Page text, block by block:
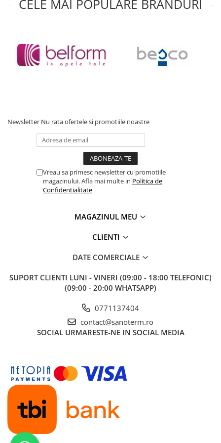
Accesorii baie
Accesorii toaleta
Cuiere si suporturi prosoape
Sifoane si ventile lavoar
Sifoane si ventile cada
Sifoane si ventile cadita dus
Sifoane pardoseala si terasa
Bucatarie
Baterii Bucatarie
Seturi chiuvete si baterii
Incalzire in pardoseala
Grup amestec
Automatizari
Pompe recirculare
Pompa ridicare presiune
Cutii distribuitoare
CELE MAI POPULARE BRANDURI
Newsletter Nu rata ofertele si promotiile noastre
Vreau sa primesc newsletter cu promotiile
magazinului. Afla mai multe in Politica de
Confidentialitate
MAGAZINUL MEU
CLIENTI
DATE COMERCIALE
SUPORT CLIENTI LUNI - VINERI (09:00 - 18:00 TELEFONIC)
(09:00 - 20:00 WHATSAPP)
0771137404
contact@sanoterm.ro
SOCIAL URMARESTE-NE IN SOCIAL MEDIA